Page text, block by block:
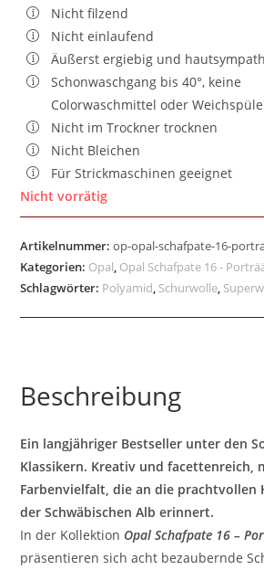
Nicht filzend
Nicht einlaufend
Äußerst ergiebig und
Schonwaschgang bis 40°, keine
Colorwaschmittel oder
Nicht im Trockner trocknen
Nicht Bleichen
Für Strickmaschinen geeignet
Nicht vorrätig
Artikelnummer:op-opal-schafpate-16-
Kategorien: Opal, Opal Schafpate 16 -
Schlagwörter: Polyamid, Schurwolle,
Beschreibung
Ein langjähriger Bestseller unter den
Klassikern. Kreativ und facettenreich,
Farbenvielfalt, die an die prachtvollen
der Schwäbischen Alb erinnert.
In der Kollektion Opal Schafpate 16 –
präsentieren sich acht bezaubernde